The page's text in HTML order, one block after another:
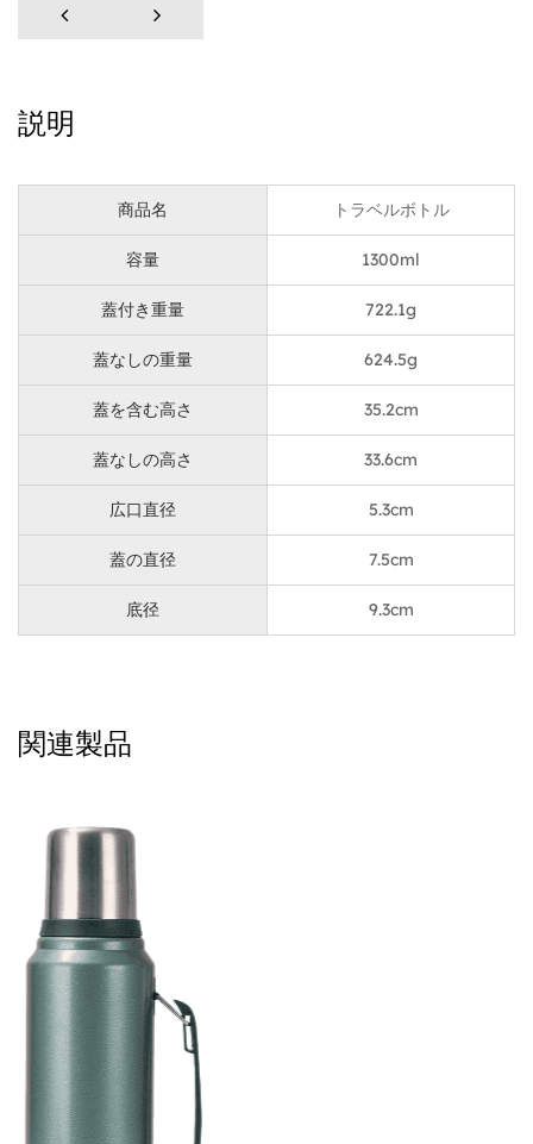
主な特徴:
1300ml の大容量のこの保温ウォーターボトルは、共有
です。ジムに行くときも、ハイキングに出かけるとき
も、あるいは単に用事を済ませるときも、このボトルが
あれば大丈夫です。
長持ちする断熱材:
ぬるい飲み物にさようなら！大容量のトラベル真空保温
ウォーターボトルは、高度な断熱技術で設計されてお
り、飲み物を24時間以上温かくまたは冷たく保ちま
す。寒い朝に熱々のコーヒーを飲みたい場合でも、灼熱
の日に爽やかな氷水を飲みたい場合でも、このボトルは
一日中お好みの温度を維持します。
便利な携帯性:
のどこへでも簡単に持ち運ぶことができます。通勤で複
確保し、楽に移動できます。
耐久性のある構造:
過酷なアウトドアアドベンチャーに耐えるように作られ
た大容量トラベル真空ウォーターボトルは、頑丈なハン
マーテクスチャーのスプレーペイント仕上げが施されて
います。この耐久性のある外装は、スタイルを加えるだ
けでなく、衝撃や傷に対する耐性も強化しており、屋外
での冒険に適合です。
説明
商品名 トラベルボトル
容量 1300ml
蓋付き重量 722.1g
蓋なしの重量 624.5g
蓋を含む高さ 35.2cm
蓋なしの高さ 33.6cm
広口直径 5.3cm
蓋の直径 7.5cm
底径 9.3cm
関連製品